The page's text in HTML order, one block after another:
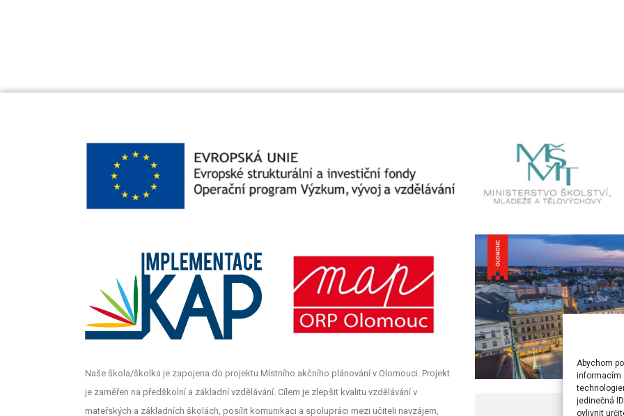
Abychom
informacím
jedinečná
ovlivnit
Naše škola/školka je zapojena do projektu Místního akčního plánování v Olomouci. Projekt
je zaměřen na předškolní a základní vzdělávání. Cílem je zlepšit kvalitu vzdělávání v
mateřských a základních školách, posílit komunikaci a spolupráci mezi učiteli navzájem,